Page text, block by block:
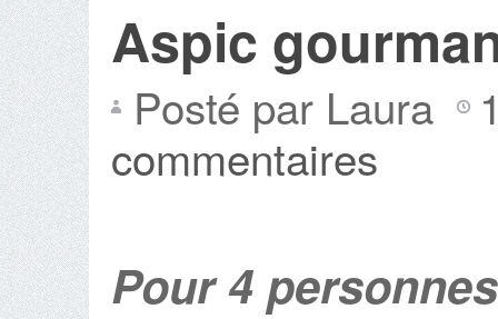
Aspic
Posté par Laura
commentaires
Pour 4 personnes